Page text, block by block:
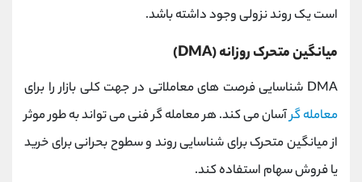
است یک روند نزولی وجود داشته باشد.
میانگین متحرک روزانه (DMA)
DMA شناسایی فرصت های معاملاتی در جهت کلی بازار را برای
معامله گرآسان می کند. هر معامله گر فنی می تواند به طور موثر
از میانگین متحرک برای شناسایی روند و سطوح بحرانی برای خرید
یا فروش سهام استفاده کند.